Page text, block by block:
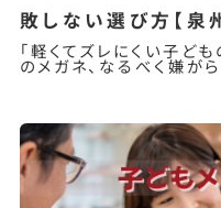
敗しない選び方【泉
「軽くてズレにくい子ど
のメガネ、なるべく嫌が